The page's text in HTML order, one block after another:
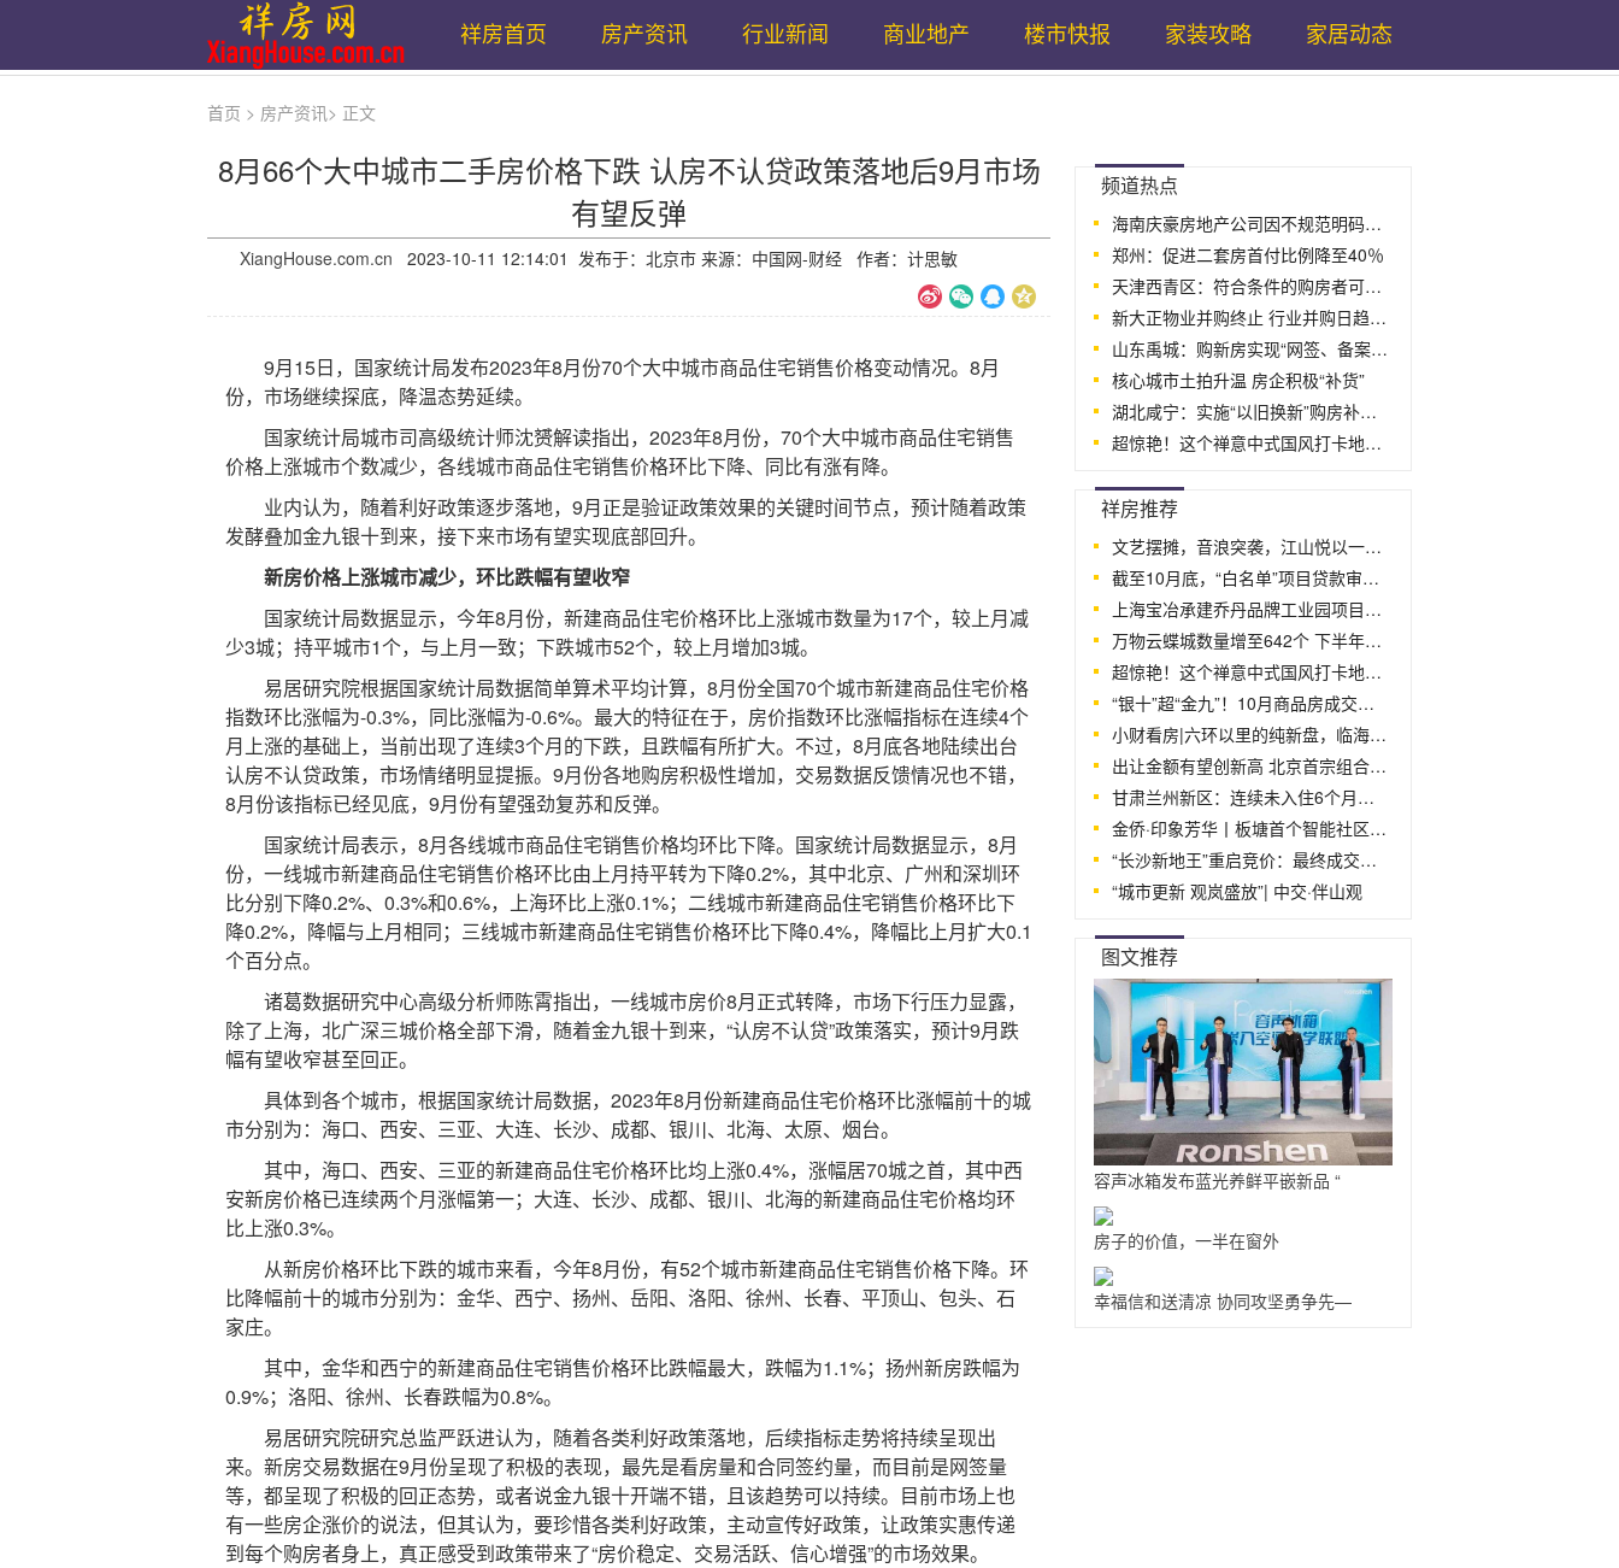
祥房首页 房产资讯 行业新闻 商业地产 楼市快报 家装攻略 家居动态
首页 > 房产资讯> 正文
8月66个大中城市二手房价格下跌 认房不认贷政策落地后9月市场
有望反弹
XiangHouse.com.cn 2023-10-11 12:14:01 发布于：北京市 来源：中国网-财经 作者：计思敏
9月15日，国家统计局发布2023年8月份70个大中城市商品住宅销售价格变动情况。8月
份，市场继续探底，降温态势延续。
国家统计局城市司高级统计师沈赟解读指出，2023年8月份，70个大中城市商品住宅销售
价格上涨城市个数减少，各线城市商品住宅销售价格环比下降、同比有涨有降。
业内认为，随着利好政策逐步落地，9月正是验证政策效果的关键时间节点，预计随着政策
发酵叠加金九银十到来，接下来市场有望实现底部回升。
新房价格上涨城市减少，环比跌幅有望收窄
国家统计局数据显示，今年8月份，新建商品住宅价格环比上涨城市数量为17个，较上月减
少3城；持平城市1个，与上月一致；下跌城市52个，较上月增加3城。
易居研究院根据国家统计局数据简单算术平均计算，8月份全国70个城市新建商品住宅价格
指数环比涨幅为-0.3%，同比涨幅为-0.6%。最大的特征在于，房价指数环比涨幅指标在连续4个
月上涨的基础上，当前出现了连续3个月的下跌，且跌幅有所扩大。不过，8月底各地陆续出台
认房不认贷政策，市场情绪明显提振。9月份各地购房积极性增加，交易数据反馈情况也不错，
8月份该指标已经见底，9月份有望强劲复苏和反弹。
国家统计局表示，8月各线城市商品住宅销售价格均环比下降。国家统计局数据显示，8月
份，一线城市新建商品住宅销售价格环比由上月持平转为下降0.2%，其中北京、广州和深圳环
比分别下降0.2%、0.3%和0.6%，上海环比上涨0.1%；二线城市新建商品住宅销售价格环比下
降0.2%，降幅与上月相同；三线城市新建商品住宅销售价格环比下降0.4%，降幅比上月扩大0.1
个百分点。
诸葛数据研究中心高级分析师陈霄指出，一线城市房价8月正式转降，市场下行压力显露，
除了上海，北广深三城价格全部下滑，随着金九银十到来，“认房不认贷”政策落实，预计9月跌
幅有望收窄甚至回正。
具体到各个城市，根据国家统计局数据，2023年8月份新建商品住宅价格环比涨幅前十的城
市分别为：海口、西安、三亚、大连、长沙、成都、银川、北海、太原、烟台。
其中，海口、西安、三亚的新建商品住宅价格环比均上涨0.4%，涨幅居70城之首，其中西
安新房价格已连续两个月涨幅第一；大连、长沙、成都、银川、北海的新建商品住宅价格均环
比上涨0.3%。
从新房价格环比下跌的城市来看，今年8月份，有52个城市新建商品住宅销售价格下降。环
比降幅前十的城市分别为：金华、西宁、扬州、岳阳、洛阳、徐州、长春、平顶山、包头、石
家庄。
其中，金华和西宁的新建商品住宅销售价格环比跌幅最大，跌幅为1.1%；扬州新房跌幅为
0.9%；洛阳、徐州、长春跌幅为0.8%。
易居研究院研究总监严跃进认为，随着各类利好政策落地，后续指标走势将持续呈现出
来。新房交易数据在9月份呈现了积极的表现，最先是看房量和合同签约量，而目前是网签量
等，都呈现了积极的回正态势，或者说金九银十开端不错，且该趋势可以持续。目前市场上也
有一些房企涨价的说法，但其认为，要珍惜各类利好政策，主动宣传好政策，让政策实惠传递
到每个购房者身上，真正感受到政策带来了“房价稳定、交易活跃、信心增强”的市场效果。
频道热点
海南庆豪房地产公司因不规范明码标价被
郑州：促进二套房首付比例降至40％
天津西青区：符合条件的购房者可以获得最
新大正物业并购终止 行业并购日趋理性
山东禹城：购新房实现“网签、备案即入学
核心城市土拍升温 房企积极“补货”
湖北咸宁：实施“以旧换新”购房补贴，买新
超惊艳！这个禅意中式国风打卡地热度有点
祥房推荐
文艺摆摊，音浪突袭，江山悦以一场音乐节掀
截至10月底，“白名单”项目贷款审批通过
上海宝冶承建乔丹品牌工业园项目召开立
万物云蝶城数量增至642个 下半年预计对
超惊艳！这个禅意中式国风打卡地热度有点
“银十”超“金九”！10月商品房成交同比
小财看房|六环以里的纯新盘，临海淀且单
出让金额有望创新高 北京首宗组合地块
甘肃兰州新区：连续未入住6个月以上的空
金侨·印象芳华丨板塘首个智能社区，以尊
“长沙新地王”重启竞价：最终成交价29.8
“城市更新 观岚盛放”| 中交·伴山观
图文推荐
容声冰箱发布蓝光养鲜平嵌新品 “
房子的价值，一半在窗外
幸福信和送清凉 协同攻坚勇争先—